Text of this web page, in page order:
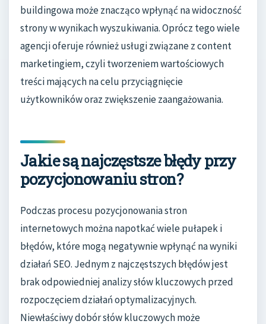
buildingowa może znacząco wpłynąć na widoczność
strony w wynikach wyszukiwania. Oprócz tego wiele
agencji oferuje również usługi związane z content
marketingiem, czyli tworzeniem wartościowych
treści mających na celu przyciągnięcie
użytkowników oraz zwiększenie zaangażowania.
Jakie są najczęstsze błędy przy
pozycjonowaniu stron?
Podczas procesu pozycjonowania stron
internetowych można napotkać wiele pułapek i
błędów, które mogą negatywnie wpłynąć na wyniki
działań SEO. Jednym z najczęstszych błędów jest
brak odpowiedniej analizy słów kluczowych przed
rozpoczęciem działań optymalizacyjnych.
Niewłaściwy dobór słów kluczowych może